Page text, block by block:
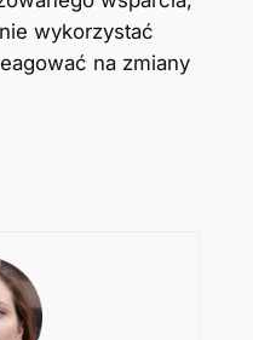
wykorzystać
na zmiany